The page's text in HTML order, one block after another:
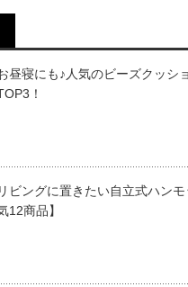
昼寝にも♪人気のビーズクッシ
！
リビングに置きたい自立式ハンモ
12商品】